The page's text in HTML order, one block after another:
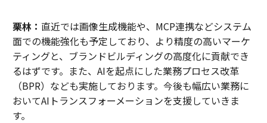
栗林： 直近では画像生成機能や、MCP連携などシステム
面での機能強化も予定しており、より精度の高いマーケ
ティングと、ブランドビルディングの高度化に貢献でき
るはずです。また、AIを起点にした業務プロセス改革
（BPR）なども実施しております。今後も幅広い業務に
おいてAIトランスフォーメーションを支援していきま
す。